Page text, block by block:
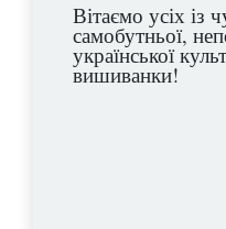
Вітаємо усіх із
самобутньої,
української
вишиванки!